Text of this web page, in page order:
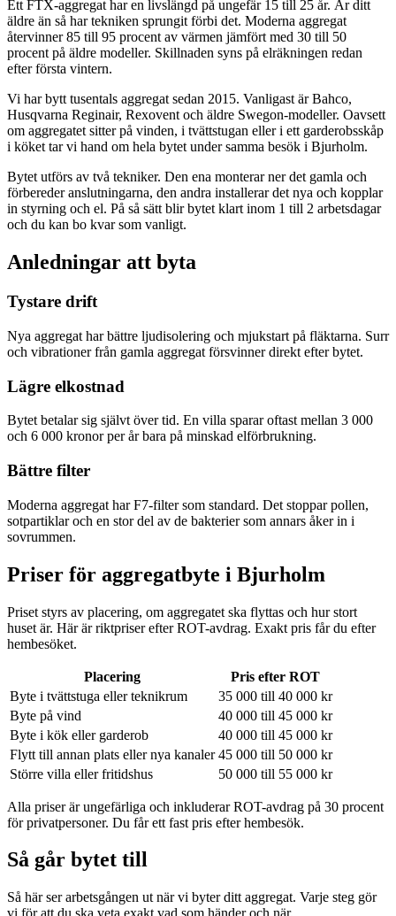
Ett FTX-aggregat har en livslängd på ungefär 15 till 25 år. Är ditt
äldre än så har tekniken sprungit förbi det. Moderna aggregat
återvinner 85 till 95 procent av värmen jämfört med 30 till 50
procent på äldre modeller. Skillnaden syns på elräkningen redan
efter första vintern.
Vi har bytt tusentals aggregat sedan 2015. Vanligast är Bahco,
Husqvarna Reginair, Rexovent och äldre Swegon-modeller. Oavsett
om aggregatet sitter på vinden, i tvättstugan eller i ett garderobsskåp
i köket tar vi hand om hela bytet under samma besök i Bjurholm.
Bytet utförs av två tekniker. Den ena monterar ner det gamla och
förbereder anslutningarna, den andra installerar det nya och kopplar
in styrning och el. På så sätt blir bytet klart inom 1 till 2 arbetsdagar
och du kan bo kvar som vanligt.
Anledningar att byta
Tystare drift
Nya aggregat har bättre ljudisolering och mjukstart på fläktarna. Surr
och vibrationer från gamla aggregat försvinner direkt efter bytet.
Lägre elkostnad
Bytet betalar sig självt över tid. En villa sparar oftast mellan 3 000
och 6 000 kronor per år bara på minskad elförbrukning.
Bättre filter
Moderna aggregat har F7-filter som standard. Det stoppar pollen,
sotpartiklar och en stor del av de bakterier som annars åker in i
sovrummen.
Priser för aggregatbyte i Bjurholm
Priset styrs av placering, om aggregatet ska flyttas och hur stort
huset är. Här är riktpriser efter ROT-avdrag. Exakt pris får du efter
hembesöket.
Placering
Pris efter ROT
Byte i tvättstuga eller teknikrum
35 000 till 40 000 kr
Byte på vind
40 000 till 45 000 kr
Byte i kök eller garderob
40 000 till 45 000 kr
Flytt till annan plats eller nya kanaler 45 000 till 50 000 kr
Större villa eller fritidshus
50 000 till 55 000 kr
Alla priser är ungefärliga och inkluderar ROT-avdrag på 30 procent
för privatpersoner. Du får ett fast pris efter hembesök.
Så går bytet till
Så här ser arbetsgången ut när vi byter ditt aggregat. Varje steg gör